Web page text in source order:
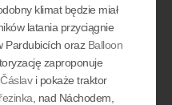
klimat będzie miał
latania przyciągnie
Pardubicích oraz Balloon
zaproponuje
i pokaże traktor
, nad Náchodem,